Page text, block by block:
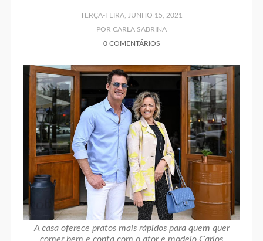
TERÇA-FEIRA, JUNHO 15, 2021
POR CARLA SABRINA
0 COMENTÁRIOS
A casa oferece pratos mais rápidos para quem quer